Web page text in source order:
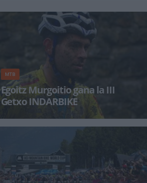
MTB
Egoitz Murgoitio gana la III
Getxo INDARBIKE
El corredor vizcaíno dominó la tercera edición
de la Getxo INDARBIKE, segunda prueba del